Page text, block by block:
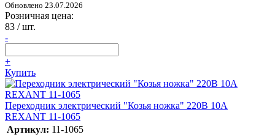
Обновлено 23.07.2026
Розничная цена:
83 / шт.
-
+
Купить
Переходник электрический "Козья ножка" 220В 10А
REXANT 11-1065
Артикул: 11-1065